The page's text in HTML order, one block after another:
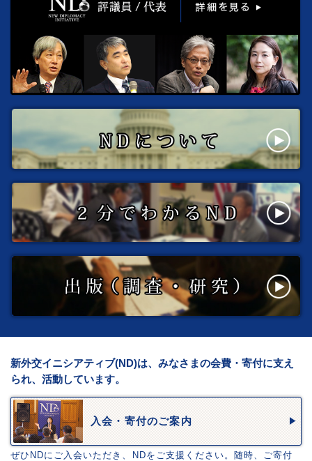
新外交イニシアティブ(ND)は、みなさまの会費・寄付に支え
られ、活動しています。
入会・寄付のご案内
ぜひNDにご入会いただき、NDをご支援ください。随時、ご寄付